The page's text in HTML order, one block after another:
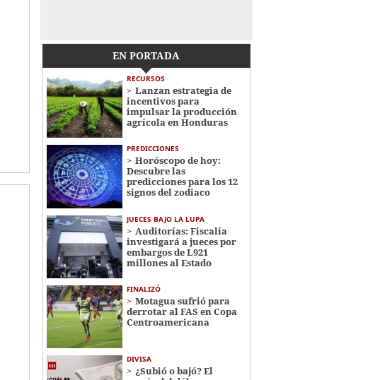
EN PORTADA
RECURSOS
Lanzan estrategia de
incentivos para
impulsar la producción
agrícola en Honduras
PREDICCIONES
Horóscopo de hoy:
Descubre las
predicciones para los 12
signos del zodiaco
JUECES BAJO LA LUPA
Auditorías: Fiscalía
investigará a jueces por
embargos de L921
millones al Estado
FINALIZÓ
Motagua sufrió para
derrotar al FAS en Copa
Centroamericana
DIVISA
¿Subió o bajó? El